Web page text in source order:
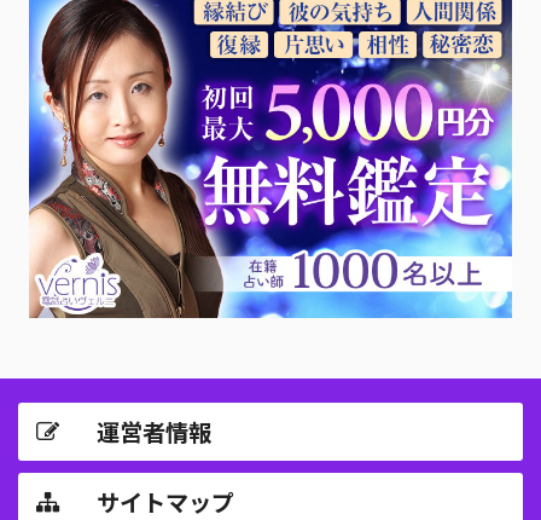
運営者情報
サイトマップ